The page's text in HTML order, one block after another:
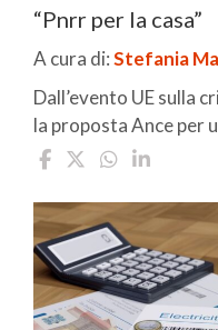
“Pnrr per la casa”
A cura di:Stefania
Dall’evento UE sulla
la proposta Ance per